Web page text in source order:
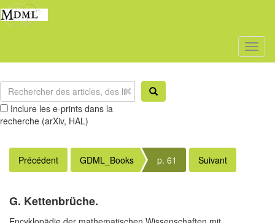
Inclure les e-prints dans la
recherche (arXiv, HAL)
Précédent GDML_Books p. 61 Suivant
G. Kettenbrüche.